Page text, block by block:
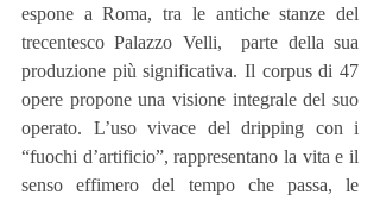
espone a Roma, tra le antiche stanze del
trecentesco Palazzo Velli,  parte della sua
produzione più significativa. Il corpus di 47
opere propone una visione integrale del suo
operato. L’uso vivace del dripping con i
“fuochi d’artificio”, rappresentano la vita e il
senso effimero del tempo che passa, le